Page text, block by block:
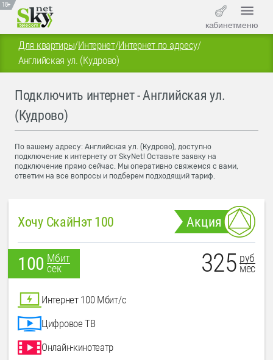
18+
кабинетменю
Для квартиры/Интернет/Интернет по адресу/
Английская ул. (Кудрово)
Подключить интернет - Английская ул.
(Кудрово)
По вашему адресу: Английская ул. (Кудрово), доступно
подключение к интернету от SkyNet! Оставьте заявку на
подключение прямо сейчас. Мы оперативно свяжемся с вами,
ответим на все вопросы и подберем подходящий тариф.
Хочу СкайНэт 100 Акция
100 Мбит
сек
325 руб
мес
Интернет 100 Мбит/с
Цифровое ТВ
Онлайн-кинотеатр